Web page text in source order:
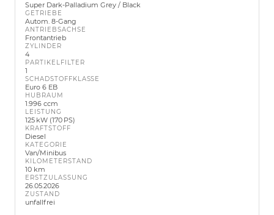
Super Dark-Palladium Grey / Black
GETRIEBE
Autom. 8-Gang
ANTRIEBSACHSE
Frontantrieb
ZYLINDER
4
PARTIKELFILTER
1
SCHADSTOFFKLASSE
Euro 6 EB
HUBRAUM
1.996 ccm
LEISTUNG
125 kW (170 PS)
KRAFTSTOFF
Diesel
KATEGORIE
Van/Minibus
KILOMETERSTAND
10 km
ERSTZULASSUNG
26.05.2026
ZUSTAND
unfallfrei